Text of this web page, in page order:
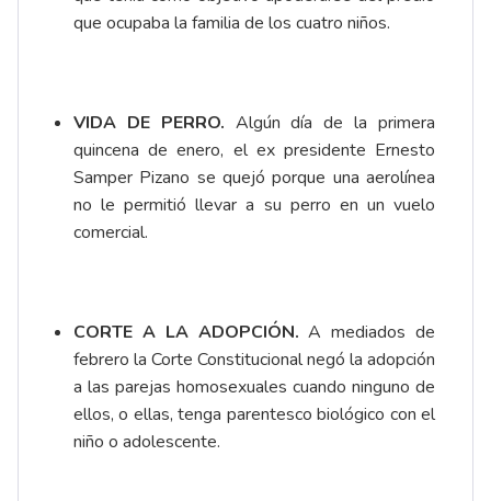
que ocupaba la familia de los cuatro niños.
VIDA DE PERRO. Algún día de la primera
quincena de enero, el ex presidente Ernesto
Samper Pizano se quejó porque una aerolínea
no le permitió llevar a su perro en un vuelo
comercial.
CORTE A LA ADOPCIÓN.A mediados de
febrero la Corte Constitucional negó la adopción
a las parejas homosexuales cuando ninguno de
ellos, o ellas, tenga parentesco biológico con el
niño o adolescente.